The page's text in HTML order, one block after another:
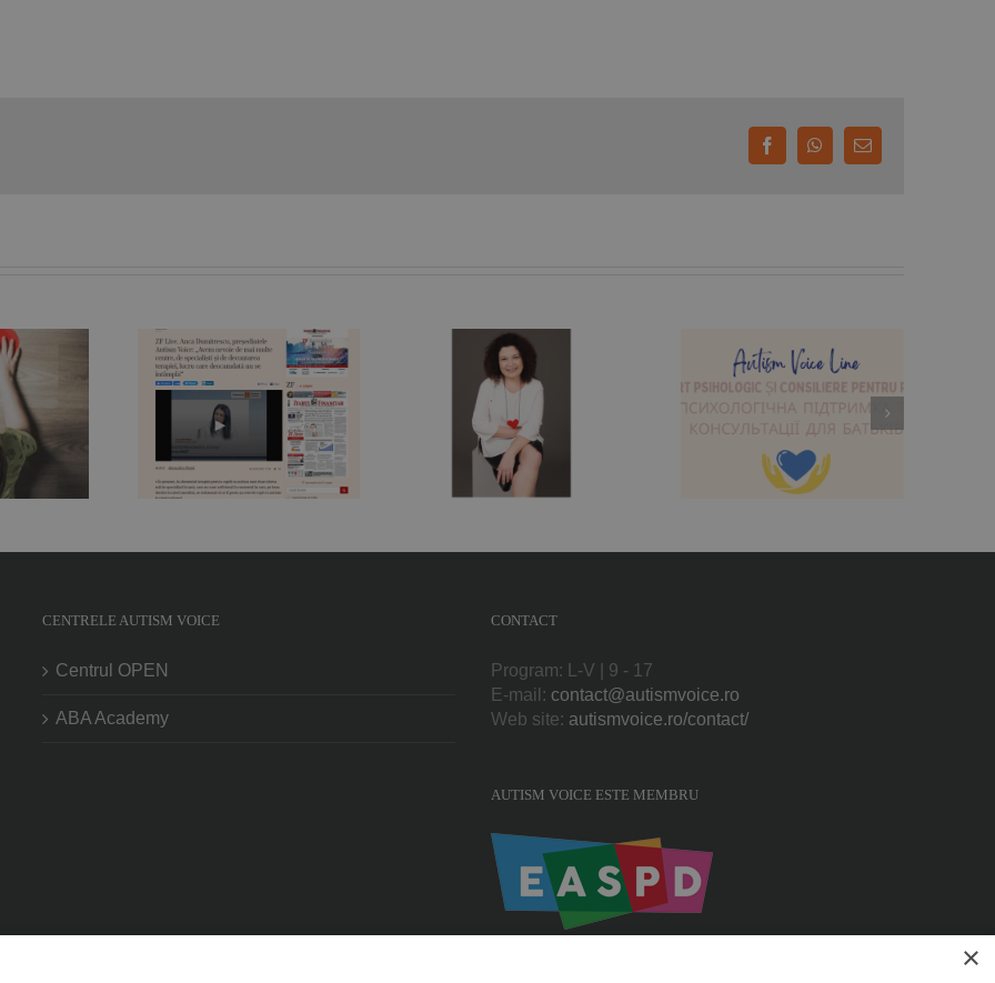
FacebookWhatsApp
E-
Autism
nevoie
multe centre,
şi de
terapiei,
care
copil sau adolescent
care are un
comportament bizar
se poate ascunde un
suflet afectat de
tulburări de spectru”.
Nicoleta Orlea,
Părinții din Ucraina și
România au acum
suport psihologic
gratuit la Autism Voice
CENTRELE AUTISM VOICE
Centrul OPEN
ABA Academy
CONTACT
Program: L-V | 9 - 17
E-mail: contact@autismvoice.ro
Web site: autismvoice.ro/contact/
AUTISM VOICE ESTE MEMBRU
×